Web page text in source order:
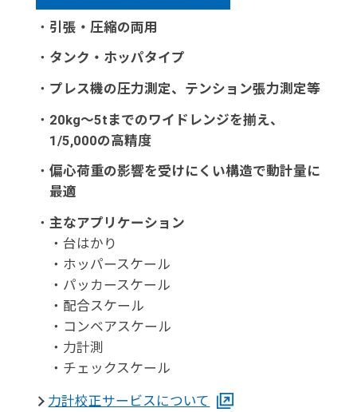
・ 引張・圧縮の両用
・ タンク・ホッパタイプ
・ プレス機の圧力測定、テンション張力測定等
・ 20kg～5tまでのワイドレンジを揃え、
1/5,000の高精度
・ 偏心荷重の影響を受けにくい構造で動計量に
最適
・ 主なアプリケーション
・台はかり
・ホッパースケール
・パッカースケール
・配合スケール
・コンベアスケール
・力計測
・チェックスケール
力計校正サービスについて